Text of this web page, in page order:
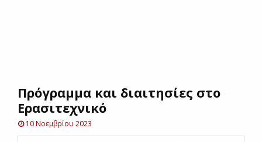
UΠρόγραμμα και διαιτησίες στο
Ερασιτεχνικό
10 Νοεμβρίου 2023